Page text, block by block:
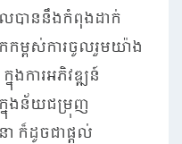
លបាននឹងកំពុងដាក់
ម្ពស់ការចូលរួមយ៉ាង
ការអភិវឌ្ឍន៍
ក្នុងន័យជម្រុញ
នា ក៏ដូចជាផ្តល់